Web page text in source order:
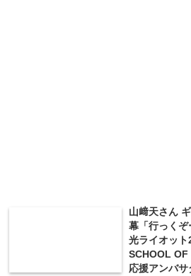
山﨑天さん
幕「行っく
光ライオッ
SCHOOL OF
応援アンバサ